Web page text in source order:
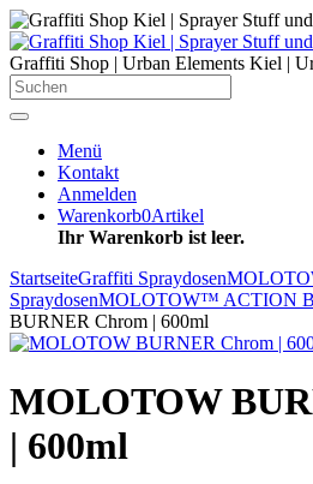
Graffiti Shop | Urban Elements Kiel |
Menü
Kontakt
Anmelden
Warenkorb0Artikel
Ihr Warenkorb ist leer.
StartseiteGraffiti Spraydosen
SpraydosenMOLOTOW™ ACTION
BURNER Chrom | 600ml
MOLOTOW
| 600ml